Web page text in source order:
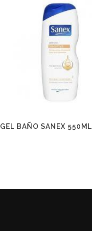
GEL BAÑO SANEX 550ML